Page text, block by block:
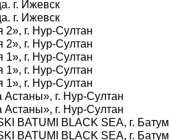
г. Ижевск
г. Ижевск
г. Нур-Султан
г. Нур-Султан
г. Нур-Султан
г. Нур-Султан
г. Нур-Султан
г. Нур-Султан
г. Нур-Султан
BATUMI BLACK SEA, г.
BATUMI BLACK SEA, г.